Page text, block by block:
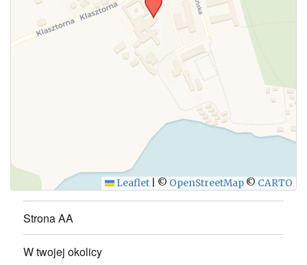
Leaflet © OpenStreetMap © CARTO
Strona AA
W twojej okolicy